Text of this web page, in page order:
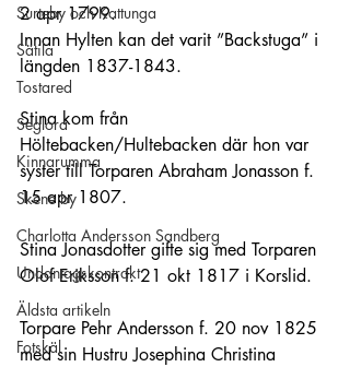
Surteby och Kattunga
Sätila
Tostared
Seglora
Kinnarumma
Skene by
Charlotta Andersson Sandberg
Undantagskontrakt
Äldsta artikeln
Fotskäl
2 apr 1799.
Innan Hylten kan det varit ”Backstuga” i
längden 1837-1843.
Stina kom från
Höltebacken/Hultebacken där hon var
syster till Torparen Abraham Jonasson f.
15 apr 1807.
Stina Jonasdotter gifte sig med Torparen
Olof Eriksson f. 21 okt 1817 i Korslid.
Torpare Pehr Andersson f. 20 nov 1825
med sin Hustru Josephina Christina